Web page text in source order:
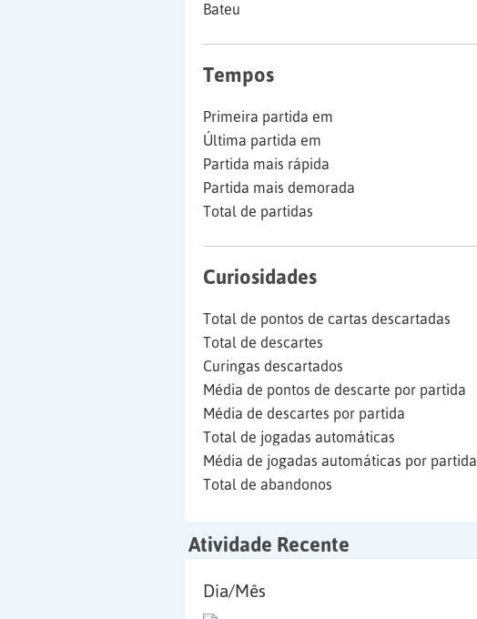
Bateu
Tempos
Primeira partida em
Última partida em
Partida mais rápida
Partida mais demorada
Total de partidas
Curiosidades
Total de pontos de cartas descartadas
Total de descartes
Curingas descartados
Média de pontos de descarte por partida
Média de descartes por partida
Total de jogadas automáticas
Média de jogadas automáticas por partida
Total de abandonos
Atividade Recente
Dia/Mês